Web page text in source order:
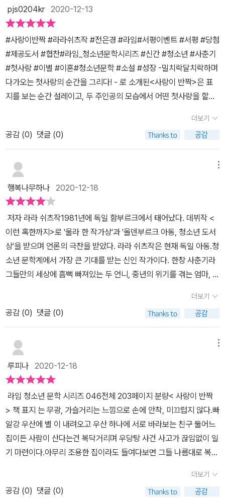
구 아니나조차도 이성과의 관계로 점점 멀어진다.​특이한 복장으로 전
학 온 문을 위기에 구해주고 그 후로 둘은 점점 가까워지기 시작한다.​
'엄마는 결혼이 멍청한 짓이래'엄마와 아빠도 분명 사랑해서 결혼한
걸 텐데. 그러니까 둘이 진공청소기와 친환경 고기 때문에 싸우기 훨
씬 전에 말이다.그렇다면 지금 그 사랑은 어디에 있는 거지? 허공으
로 흩어졌거나 더는 맞지 않아서 조각조각 분해되었나?어쩌면 사랑
은 색깔 같은 걸지도 모른다. 구스타프는 언젠가 빨간색이 모든 사람
것과 비슷할 거라고 생각했다. p122​내 아이 또래의 이야기로 내 아이
도 질풍노도의 시기를 겪고 있으면서 중년의 위기 또한 곁에서 지켜
보고 그 감정이 구스타프와 비슷하지 않을까 ....사춘기 아이의 마음을
조금이라도 들여다 볼 수 있었던 사랑이 반짝.부모님도 함께 읽으면
좋을 것 같단 생각이 든다.
생일에 언니들이 파티를 열었고, 그 파티에서 본의아니게 구스타프가
술을 마셨으며, 경찰이 집에 찾아왔고, 그 모습을 엄마와 아빠에게 걸
렸다는 정도?​그러면서 구스타프는 친구들만 변했지 자신은 변하지
않았다고 생각했지만 생일날 문을 기다리던 구스타프는 자신도 변했
음을 알게된다.거기에...구스타프의 정신적 지주였던 모래까지 그리
되고...​청소년문학이고, 주인공의 연령대가 연령대인만큼 큰 사건사
고는 없다.그렇기에 잔잔하게 읽을 수 있지만 그렇다고 지루하진 않
pjs0204kr2020-12-13
#사랑이반짝 #라라쉬츠작 #전은경 #라임#서평이벤트 #서평 #당첨
#제공도서 #협찬#라임_청소년문학시리즈 #신간 #청소년 #사춘기
#첫사랑 #이별 #이혼#청소년문학 #소설 #성장 -밀치락달치락하며
다가오는 첫사랑의 순간을 그리다! - 로 소개된<사랑이 반짝>은 표
지를 보는 순간 설레이고, 두 주인공의 모습에서 어떤 첫사랑을 할
이는 거.- 첫사랑이 그런거겠지? 너 때문에 내가 자꾸만 반짝이게 되
는 것.이 한문장 만으로도 두근두근 설레인다.*이 책의 저자 <라라
쉬츠작>은 이 작품으로 '마울 마르' 문학상을 받았고, '취리히 아동 문
학상'에도 올랐다고 한다. '유머와 가슴 아픈 통증이 공존하고, 한번
읽기 시작하면 멈추기 힘든 이야기','복잡한 사춘기 시절의 심리를 적
확*한 언어와 톤으로 그렸다'는 호평을 받은 작품이라고 한다.그래서
더욱더 기대하며 읽게 되었다. 하지만 이 책은 첫사랑도 담겨있지만
주인공 구스타프의 성장 이야기가 담겨있다.*책의 내용은~구스타프
가 겪게 되는 14살 생일을 앞두고 벌어지는 이야기다. - 주인공 구스
타프는 14살 생일을 앞두고 있는 시점에 인생에 있어서 가장 큰 위기
를 맞는다. 그것도 가장 행복해야 할 시기에 위기가 찾아온 것이다. 한
가지도 아닌 여러가지가 복합적으로.첫번째 위기는 몸의 변화, 따끔
거리면서 자라기 시작한 가슴이다. 고민에 빠진 구스타프는 언니들에
게 도움을 받으려고 고민을 털어놓지만 놀림만 당하고 만다.엄마, 아
길지도 모르는 상황이 발생하고, 그 상황이 마음에 안드는 구스타프
는 아니나에게 심한말을 해버린다.새로 전학온 문이라는 친구의 모습
을 보고 무척 독특한 아이라고 생각하며 관심을 갖게된다. (아마도 자
신과 비슷한 점을 발견했기 때문이 아닐까? )언니들은 사춘기라 부모
의 갈등보다 자신의 얼굴에 돋아난 여드름 하나가 더 신경쓰일 뿐 주
변상황에 그다지신경쓰지 않는다.구스타프는 갑자기 발생한 여러 상
황에 대해 혼자서 고민을 하고 유일하게 애견인 모래에게 마음을 터
놓는다. 모래와 함께하며 어려운 상황들에 부디치지만, 이해하며 성
반짝이 레깅스에 별 무늬 티셔츠를 입은 데다 머리카락까지 긴 남자
아이라니! 그동안 문은 주변에서 이런저런 소리를 꽤 많이 들었을 터
더보기
공감 (0) 댓글 (0)
행복나무하나 2020-12-18
저자 라라 쉬츠작1981년에 독일 함부르크에서 태어났다. 데뷔작 <
이런 혹한까지>로 '울라 한 작가상'과 '올덴부르크 아동, 청소년 도서
상'을 받으며 언론의 극찬을 받았다. 라라 쉬츠작은 현재 독일 아동.청
소년 문학계에서 가장 큰 기대를 받는 신인 작가이다. ​한창 사춘기라
그들만의 세상에 흠뻑 빠져있는 두 언니, 중년의 위기를 겪는 엄마, 아
프'의 이야기를 다룬다. '구스타프'에게 변화란 이를테면 가슴이 자라
기 시작하는 것을 말한다. 언니들에게 고민을 털어놓지만 언니들은
짖궃은 농담과 조롱으로 답한다. 구스타프의 이야기를 진지하게 들어
주는 이는 구스타프의 무릎까지 오고, 털 색깔은 모래색이며 이제 열
래'뿐이다. ​구스타프의 엄마,아빠는 서로에게 생각할 시간이 필요하
다며 여름방학이면 늘 함께 떠나던 휴가를 못 가게 되었음을 가족들
에게 알린다. 그리고 남자아이들 이야기를 할 때마다 뭔가 이상하게
안절부절못하는 듯한 느낌의 반짝임이 생긴 제일 친한 친구 '아니
나'에게도 왠지 모를 거리감을 느낄 때 즈음이었다. 그 무렵 '문'이 전
학을 온다. ​엄마는 '덴마크 가족 여행'을 '마요르카 혼자 여행'과 맞바
꾼채 떠나버리고, 구스타프는 이런 혼란 속에서도 문득 새로 전학 온
아이를 떠올리는데...문과 구스타프에게 어떤 일이 일어날까.​'바람에
실려 온 달콤한 꽃향기가 콧속으로 밀려 들어왔다. 따뜻하고 어두운
더보기
공감 (0) 댓글 (0)
루피나 2020-12-18
라임 청소년 문학 시리즈 046전체 203페이지 분량​< 사랑이 반짝
> 책 표지 는 무광, 가슬거리는 느낌으로 손에 안착, 미끄럽지 않다.빠
알강 우산에 별 이 내려오고 우산 하나에 서로 바라보는 친구 둘​어느
집이든 사람이 산다는건 복닥거리며 우당탕 사건 사고가 끊임없이 일
기 마련이다.아무리 조용한 집이라도 들여다보면 그들 나름대로 복닥
기 한복판에 있는 사라 와 라모나 두 언니를 둔 막내 구스타프구스타
프는 신체적 변화로 걱정이 한가득인데, 언니들은 위로는 커녕 놀리
더보기
공감 (0) 댓글 (0)